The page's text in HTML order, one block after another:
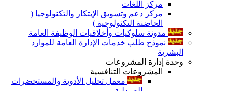
مركز اللغات
مركز دعم وتسويق الإبتكار والتكنولوجيا (
الحاضنة التكنولوجية )
مدونة سلوكيات وأخلاقيات الوظيفة العامة
نموذج طلب خدمات الإدارة العامة للموارد
البشرية
وحدة إدارة المشروعات
المشروعات التنافسية
معمل تحليل الأدوية والمستحضرات